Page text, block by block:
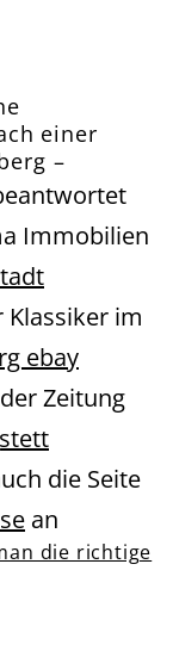
einer
–
Immobilien
Klassiker im
ebay
Zeitung
die Seite
an
die richtige